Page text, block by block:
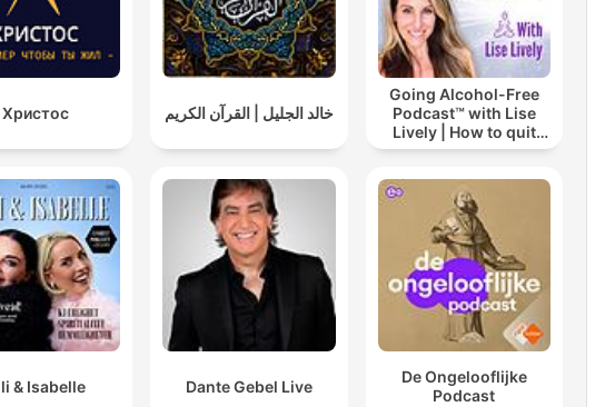
Христос خالد الجليل | القرآن الكريم
Going Alcohol-Free
Podcast™ with Lise
Lively | How to quit
drinking alcohol
& Isabelle Dante Gebel Live
De Ongelooflijke
Podcast